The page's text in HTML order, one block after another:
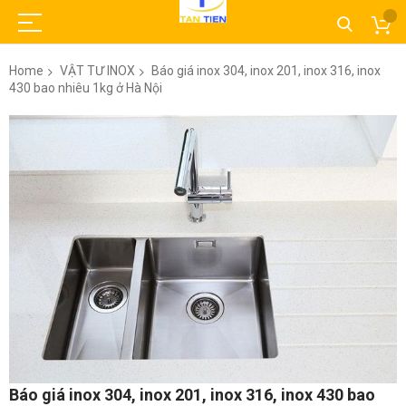
Home VẬT TƯ INOX
Báo giá inox 304, inox 201, inox 316, inox
430 bao nhiêu 1kg ở Hà Nội
Skip
end
Skip
Báo giá inox 304, inox 201, inox 316, inox 430 bao